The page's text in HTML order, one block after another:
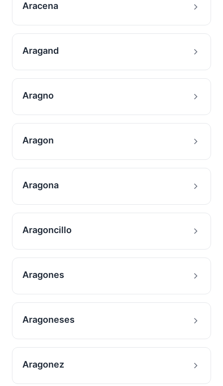
Aracena
Aragand
Aragno
Aragon
Aragona
Aragoncillo
Aragones
Aragoneses
Aragonez